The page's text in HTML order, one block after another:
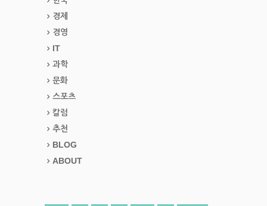
경제
경영
IT
과학
문화
스포츠
칼럼
추천
BLOG
ABOUT